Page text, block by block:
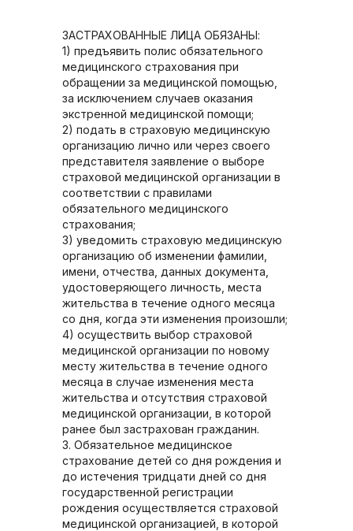
ЗАСТРАХОВАННЫЕ ЛИЦА ОБЯЗАНЫ:
1) предъявить полис обязательного
медицинского страхования при
обращении за медицинской помощью,
за исключением случаев оказания
экстренной медицинской помощи;
2) подать в страховую медицинскую
организацию лично или через своего
представителя заявление о выборе
страховой медицинской организации в
соответствии с правилами
обязательного медицинского
страхования;
3) уведомить страховую медицинскую
организацию об изменении фамилии,
имени, отчества, данных документа,
удостоверяющего личность, места
жительства в течение одного месяца
со дня, когда эти изменения произошли;
4) осуществить выбор страховой
медицинской организации по новому
месту жительства в течение одного
месяца в случае изменения места
жительства и отсутствия страховой
медицинской организации, в которой
ранее был застрахован гражданин.
3. Обязательное медицинское
страхование детей со дня рождения и
до истечения тридцати дней со дня
государственной регистрации
рождения осуществляется страховой
медицинской организацией, в которой